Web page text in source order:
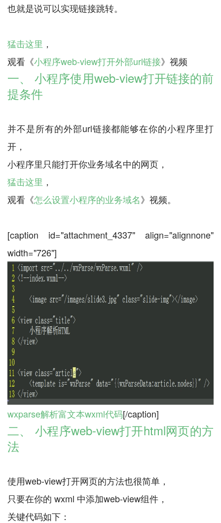
也就是说可以实现链接跳转。
猛击这里 ，
观看《小程序web-view打开外部url链接
一、 小程序使用web-view打开链接的前
提条件
并不是所有的外部url链接都能够在你的小程序里打
开，
猛击这里 ，
观看《怎么设置小程序的业务域名》视频。
[caption id="attachment_4337" align="alignnone"
width="726"]
wxparse解析富文本wxml代码
二、 小程序web-view打开html网页的方
法
使用web-view打开网页的方法也很简单，
只要在你的 wxml 中添加web-view组件，
关键代码如下：